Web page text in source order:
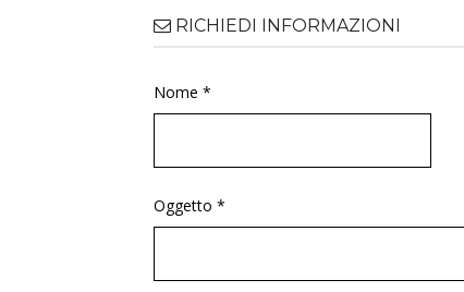
RICHIEDI INFORMAZIONI
Nome *
Oggetto *